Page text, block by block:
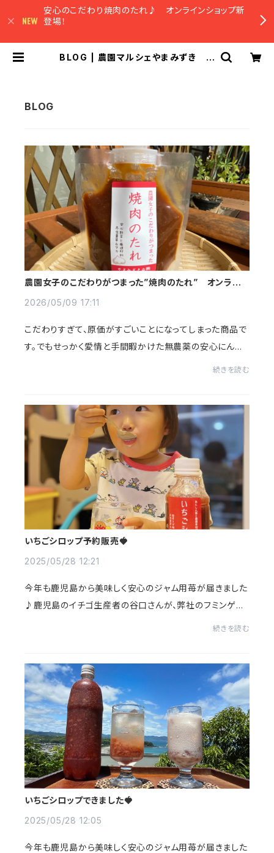
安心のこだわり焼肉のたれ♪ オンラインショップ新
登場！
BLOG | 農園マルシェやまみずき オ
農園女子のこだわりがつまった”焼肉のたれ” オンライン
2026/05/09 17:11
こだわりすぎて、原価がすごいことになってしまった商品で
す。でもせっかく愛情と手間暇かけた無農薬の安心にんに
続きを読む
いちごシロップ予約販売🍓
2025/05/28 12:21
今年も鹿児島から美味しく安心のジャム用苺が届きました
♪鹿児島のイチゴ生産者の谷口さんが、弊社のフミンゲン
続きを読む
いちごシロップできました🍓
2025/05/28 12:05
今年も鹿児島から美味しく安心のジャム用苺が届きました